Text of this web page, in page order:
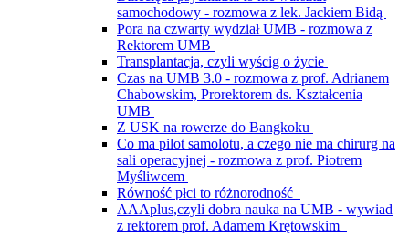
samochodowy - rozmowa z lek. Jackiem Bidą
Pora na czwarty wydział UMB - rozmowa z
Rektorem UMB
Transplantacja, czyli wyścig o życie
Czas na UMB 3.0 - rozmowa z prof. Adrianem
Chabowskim, Prorektorem ds. Kształcenia
UMB
Z USK na rowerze do Bangkoku
Co ma pilot samolotu, a czego nie ma chirurg na
sali operacyjnej - rozmowa z prof. Piotrem
Myśliwcem
Równość płci to różnorodność
AAAplus,czyli dobra nauka na UMB - wywiad
z rektorem prof. Adamem Krętowskim